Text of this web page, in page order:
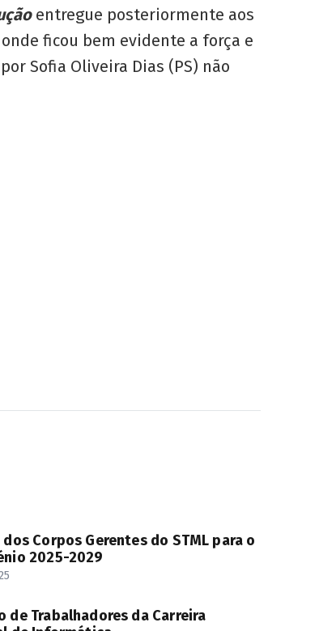
entregue posteriormente aos
onde ficou bem evidente a força e
Sofia Oliveira Dias (PS) não
dos Corpos Gerentes do STML para o
2025-2029
de Trabalhadores da Carreira